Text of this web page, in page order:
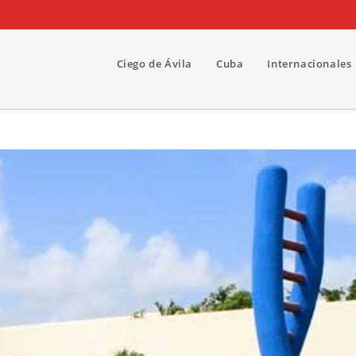
Ciego de Ávila Cuba Internacionales